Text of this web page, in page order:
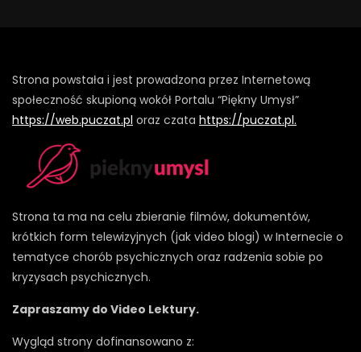
Strona powstała i jest prowadzona przez Internetową
społeczność skupioną wokół Portalu “Piękny Umysł”
https://web.puczat.pl oraz czata https://puczat.pl.
Strona ta ma na celu zbieranie filmów, dokumentów,
krótkich form telewizyjnych (jak video blogi) w Internecie o
tematyce chorób psychicznych oraz radzenia sobie po
kryzysach psychicznych.
Zapraszamy do Video Lektury.
Wygląd strony dofinansowano z: